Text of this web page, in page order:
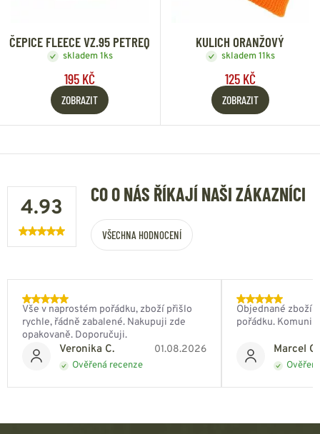
ČEPICE FLEECE VZ.95 PETREQ
skladem 1ks
195 KČ
ZOBRAZIT
KULICH ORANŽOVÝ
skladem 11ks
125 KČ
ZOBRAZIT
4.93
CO O NÁS ŘÍKAJÍ NAŠI ZÁKAZNÍCI
VŠECHNA HODNOCENÍ
Veronika C. 01.08.2026
Ověřená recenze
Vše v naprostém pořádku, zboží přišlo
rychle, řádně zabalené. Nakupuji zde
opakovaně. Doporučuji.
Marcel
Objednané zboží
pořádku.